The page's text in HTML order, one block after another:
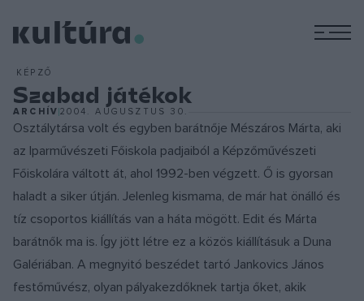
KÉPZŐ
Szabad játékok
ARCHÍV2004. AUGUSZTUS 30.
Osztálytársa volt és egyben barátnője Mészáros Márta, aki
az Iparművészeti Főiskola padjaiból a Képzőművészeti
Főiskolára váltott át, ahol 1992-ben végzett. Ő is gyorsan
haladt a siker útján. Jelenleg kismama, de már hat önálló és
tíz csoportos kiállítás van a háta mögött. Edit és Márta
barátnők ma is. Így jött létre ez a közös kiállításuk a Duna
Galériában. A megnyitó beszédet tartó Jankovics János
festőművész, olyan pályakezdőknek tartja őket, akik